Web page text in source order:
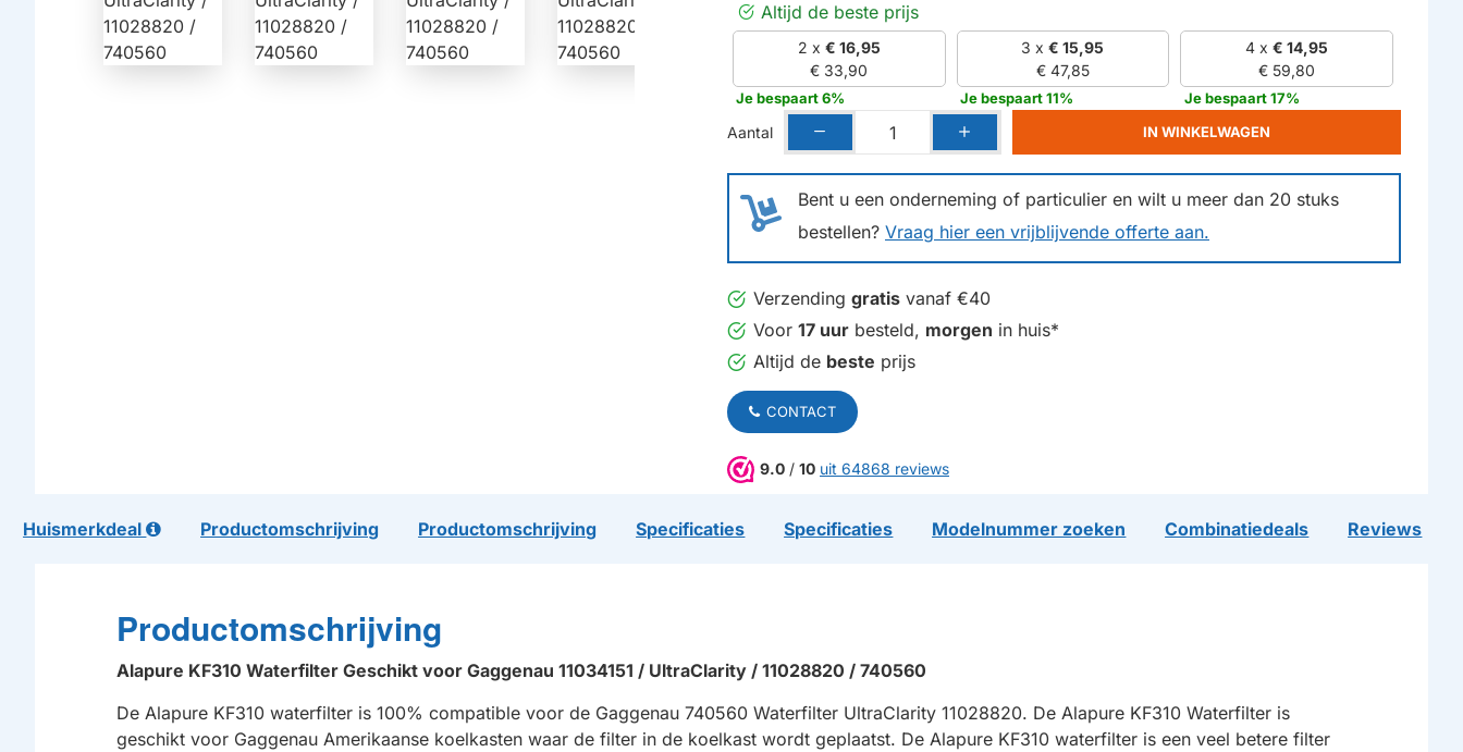
Altijd de beste prijs
2 x € 16,95
€ 33,90
Je bespaart 6%
3 x€ 15,95
€ 47,85
Je bespaart 11%
4 x€ 14,95
€ 59,80
Je bespaart 17%
Bent u een onderneming of particulier en wilt u meer dan 20 stuks
bestellen? Vraag hier een vrijblijvende offerte aan.
Aantal IN WINKELWAGEN
Verzending gratis vanaf €40
Voor 17 uur besteld, morgen in huis*
Altijd de beste prijs
CONTACT
9.0 / 10 uit 64868 reviews
Huismerkdeal Productomschrijving Productomschrijving Specificaties Specificaties Modelnummer zoeken Combinatiedeals Reviews
Productomschrijving
Alapure KF310 Waterfilter Geschikt voor Gaggenau 11034151 / UltraClarity / 11028820 / 740560
De Alapure KF310 waterfilter is 100% compatible voor de Gaggenau 740560 Waterfilter UltraClarity 11028820. De Alapure KF310 Waterfilter is
geschikt voor Gaggenau Amerikaanse koelkasten waar de filter in de koelkast wordt geplaatst. De Alapure KF310 waterfilter is een veel betere filter